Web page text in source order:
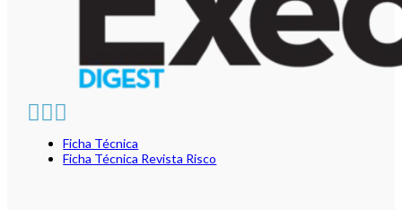
Ficha Técnica
Ficha Técnica Revista Risco